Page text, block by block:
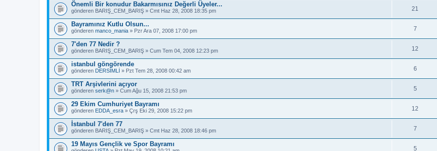
Önemli Bir konudur Bakarmısınız Değerli Üyeler...
gönderen BARIŞ_CEM_BARIŞ » Cmt Haz 28, 2008 18:35 pm 21
Bayramınız Kutlu Olsun...
gönderen manco_mania » Pzr Ara 07, 2008 17:00 pm 7
7'den 77 Nedir ?
gönderen BARIŞ_CEM_BARIŞ » Cum Tem 04, 2008 12:23 pm 12
istanbul göngörende
gönderen DERSİMLİ » Pzt Tem 28, 2008 00:42 am 6
TRT Arşivlerini açıyor
gönderen serk@n » Cum Ağu 15, 2008 21:53 pm 5
29 Ekim Cumhuriyet Bayramı
gönderen EDDA_esra » Çrş Eki 29, 2008 15:22 pm 12
İstanbul 7'den 77
gönderen BARIŞ_CEM_BARIŞ » Cmt Haz 28, 2008 18:46 pm 7
19 Mayıs Gençlik ve Spor Bayramı
5